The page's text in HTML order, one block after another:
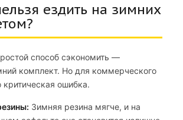
ездить на зимних
способ сэкономить —
комплект. Но для коммерческого
критическая ошибка.
Зимняя резина мягче, и на